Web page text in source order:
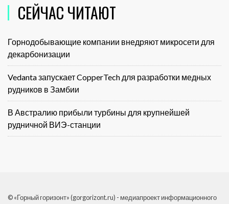
СЕЙЧАС ЧИТАЮТ
Горнодобывающие компании внедряют микросети для
декарбонизации
Vedanta запускает CopperTech для разработки медных
рудников в Замбии
В Австралию прибыли турбины для крупнейшей
рудничной ВИЭ-станции
© «Горный горизонт» (gorgorizont.ru) - медиапроект информационного